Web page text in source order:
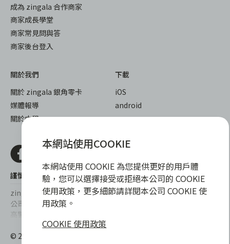
成為 zingala 合作商家
商家成長學堂
商家常見問與答
商家後台登入
關於我們
關於 zingala 銀角零卡
媒體報導
關於中租
下載
iOS
android
謹慎衡量自身財務狀況，理性理財最安心
zingala銀角零卡/仲信資融沒有代辦公司及代辦業務，也未與代辦
公司合作，更不會要求您提供實體銀行提款卡或實體信用卡，請提
高警覺，勿受騙上當！
提醒您，消費前請審慎評估財務狀況，理性理財最安心。總費用年
百分率區間為0%~15.9%，實際費用率，仍以各合作商家提供之商
© 2022 仲信資融股份有限公司 Chailease Consumer Finance
本網站使用COOKIE
本網站使用 COOKIE 為您提供更好的用戶體
驗，您可以選擇接受或拒絕本公司的 COOKIE
使用政策，更多細節請詳閱本公司 COOKIE 使
用政策。
COOKIE 使用政策